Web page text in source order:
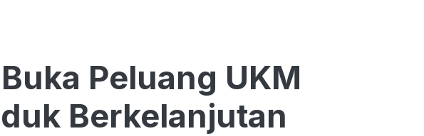
Peluang UKM
Berkelanjutan